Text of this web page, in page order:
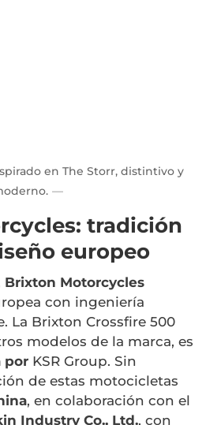
en The Storr, distintivo y
tradición
europeo
Brixton Motorcycles
con ingeniería
La Brixton Crossfire 500
modelos de la marca, es
por KSR Group. Sin
de estas motocicletas
, en colaboración con el
Industry Co., Ltd., con